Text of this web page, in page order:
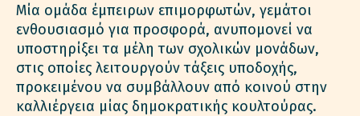
Μία ομάδα έμπειρων επιμορφωτών, γεμάτοι
ενθουσιασμό για προσφορά, ανυπομονεί να
υποστηρίξει τα μέλη των σχολικών μονάδων,
στις οποίες λειτουργούν τάξεις υποδοχής,
προκειμένου να συμβάλλουν από κοινού στην
καλλιέργεια μίας δημοκρατικής κουλτούρας.